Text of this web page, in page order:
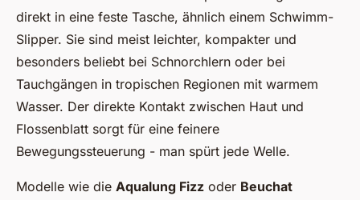
direkt in eine feste Tasche, ähnlich einem Schwimm-
Slipper. Sie sind meist leichter, kompakter und
besonders beliebt bei Schnorchlern oder bei
Tauchgängen in tropischen Regionen mit warmem
Wasser. Der direkte Kontakt zwischen Haut und
Flossenblatt sorgt für eine feinere
Bewegungssteuerung - man spürt jede Welle.
Modelle wie die Aqualung Fizz oder Beuchat